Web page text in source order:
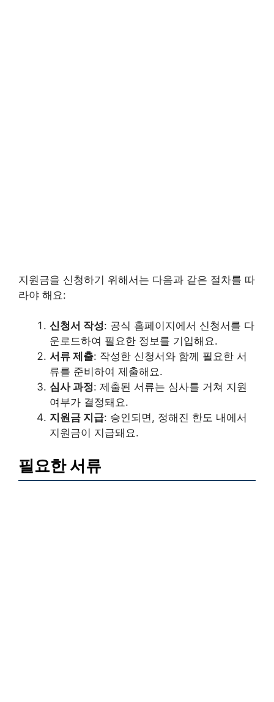
지원금을 신청하기 위해서는 다음과 같은 절차를 따
라야 해요:
신청서 작성: 공식 홈페이지에서 신청서를 다
운로드하여 필요한 정보를 기입해요.
서류 제출: 작성한 신청서와 함께 필요한 서
류를 준비하여 제출해요.
심사 과정: 제출된 서류는 심사를 거쳐 지원
여부가 결정돼요.
지원금 지급: 승인되면, 정해진 한도 내에서
지원금이 지급돼요.
필요한 서류